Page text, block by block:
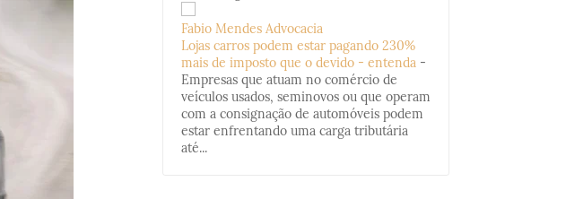
Fabio Mendes Advocacia
Lojas carros podem estar pagando 230%
mais de imposto que o devido - entenda -
Empresas que atuam no comércio de
veículos usados, seminovos ou que operam
com a consignação de automóveis podem
estar enfrentando uma carga tributária
até...